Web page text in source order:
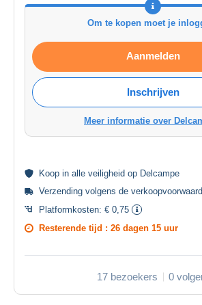
Om te kopen moet je
Aanmelden
Inschrijven
Meer informatie over
Koop in alle veiligheid op Delcampe
Verzending volgens de
Platformkosten: € 0,75
Resterende tijd : 26 dagen 15 uur
17 bezoekers 0